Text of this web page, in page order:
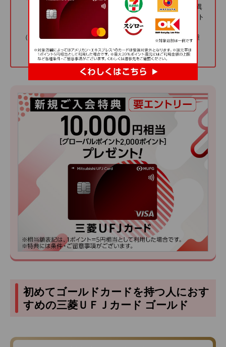
レートです。1ポイントの交換比率は交換商品により異
なります(キャッシュバックへの交換の場合、1ポイント
は4円となります)。
（*2）最大20％ポイント還元にはご利用金額の上限など各種
条件・ご留意事項がございます。くわしくは こちら
初めてゴールドカードを持つ人におす
すめの三菱ＵＦＪカード ゴールド